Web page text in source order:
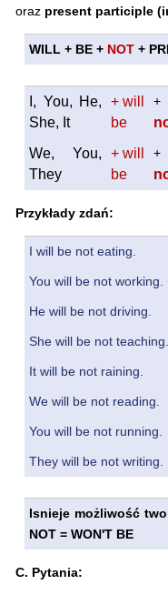
oraz present participle
WILL + BE + NOT +
I, You, He,
She, It
+ will
be
+
We, You,
They
+ will
be
+
Przykłady zdań:
I will be not eating.
You will be not working.
He will be not driving.
She will be not teaching.
It will be not raining.
We will be not reading.
You will be not running.
They will be not writing.
Isnieje możliwość
NOT = WON'T BE
C. Pytania: